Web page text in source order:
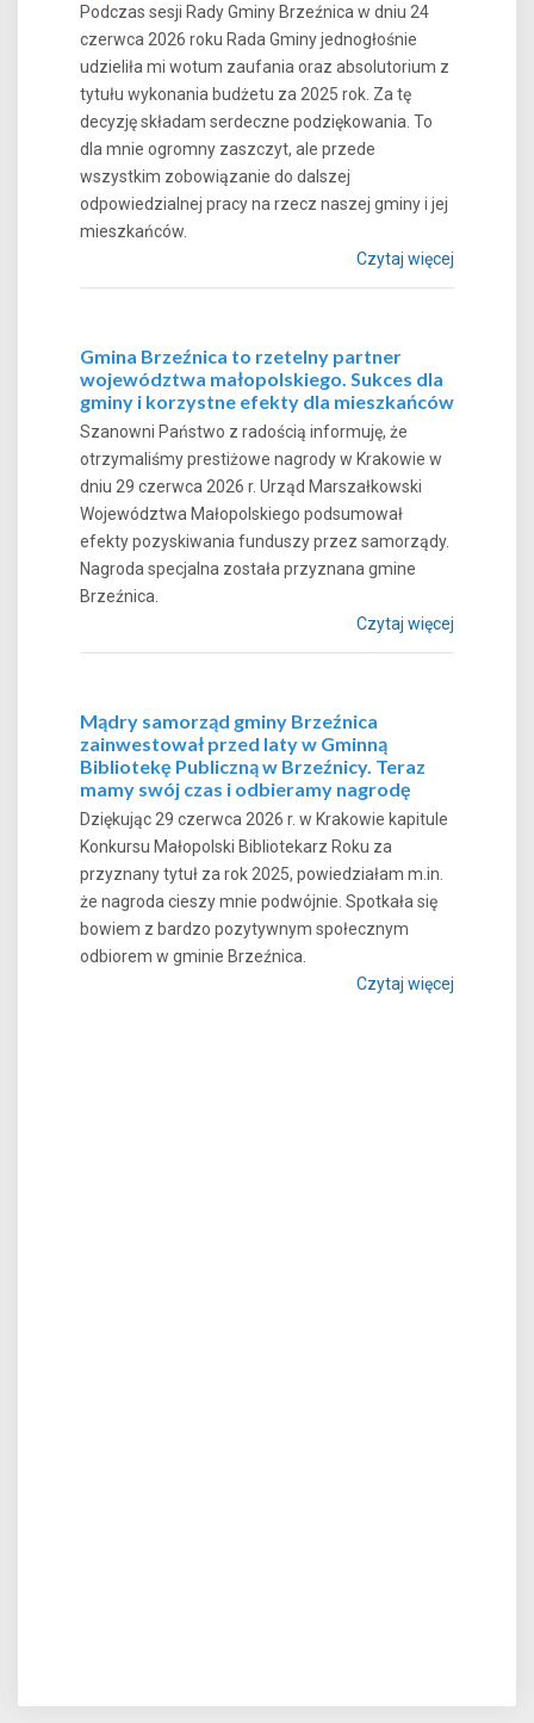
Podczas sesji Rady Gminy Brzeźnica w dniu 24
czerwca 2026 roku Rada Gminy jednogłośnie
udzieliła mi wotum zaufania oraz absolutorium z
tytułu wykonania budżetu za 2025 rok. Za tę
decyzję składam serdeczne podziękowania. To
dla mnie ogromny zaszczyt, ale przede
wszystkim zobowiązanie do dalszej
odpowiedzialnej pracy na rzecz naszej gminy i jej
mieszkańców.
Czytaj więcej
Gmina Brzeźnica to rzetelny partner
województwa małopolskiego. Sukces dla
gminy i korzystne efekty dla mieszkańców
Szanowni Państwo z radością informuję, że
otrzymaliśmy prestiżowe nagrody w Krakowie w
dniu 29 czerwca 2026 r. Urząd Marszałkowski
Województwa Małopolskiego podsumował
efekty pozyskiwania funduszy przez samorządy.
Nagroda specjalna została przyznana gmine
Brzeźnica.
Czytaj więcej
Mądry samorząd gminy Brzeźnica
zainwestował przed laty w Gminną
Bibliotekę Publiczną w Brzeźnicy. Teraz
mamy swój czas i odbieramy nagrodę
Dziękując 29 czerwca 2026 r. w Krakowie kapitule
Konkursu Małopolski Bibliotekarz Roku za
przyznany tytuł za rok 2025, powiedziałam m.in.
że nagroda cieszy mnie podwójnie. Spotkała się
bowiem z bardzo pozytywnym społecznym
odbiorem w gminie Brzeźnica.
Czytaj więcej